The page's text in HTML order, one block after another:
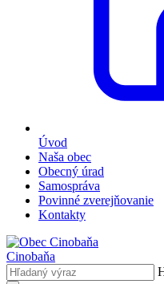
Úvod
Naša obec
Obecný úrad
Samospráva
Povinné zverejňovanie
Kontakty
Cinobaňa